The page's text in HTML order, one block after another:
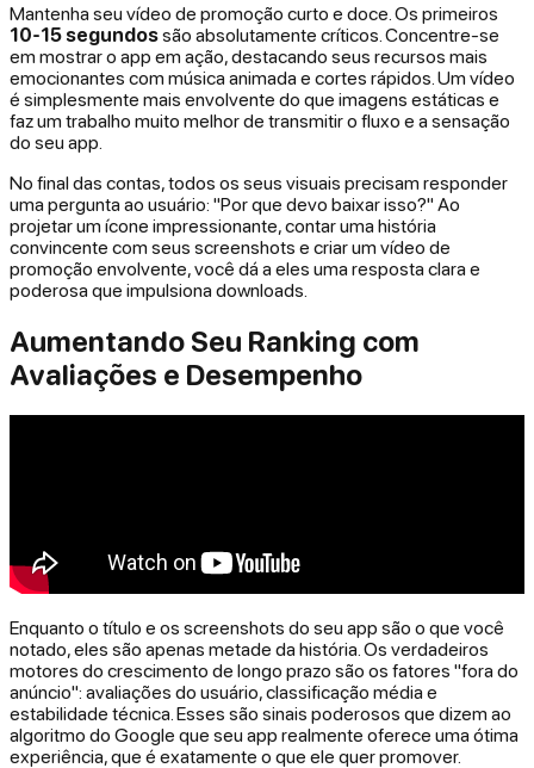
Mantenha seu vídeo de promoção curto e doce. Os primeiros
10-15 segundossão absolutamente críticos. Concentre-se
em mostrar o app em ação, destacando seus recursos mais
emocionantes com música animada e cortes rápidos. Um vídeo
é simplesmente mais envolvente do que imagens estáticas e
faz um trabalho muito melhor de transmitir o fluxo e a sensação
do seu app.
No final das contas, todos os seus visuais precisam responder
uma pergunta ao usuário: "Por que devo baixar isso?" Ao
projetar um ícone impressionante, contar uma história
convincente com seus screenshots e criar um vídeo de
promoção envolvente, você dá a eles uma resposta clara e
poderosa que impulsiona downloads.
Aumentando Seu Ranking com
Avaliações e Desempenho
Enquanto o título e os screenshots do seu app são o que você
notado, eles são apenas metade da história. Os verdadeiros
motores do crescimento de longo prazo são os fatores "fora do
anúncio": avaliações do usuário, classificação média e
estabilidade técnica. Esses são sinais poderosos que dizem ao
algoritmo do Google que seu app realmente oferece uma ótima
experiência, que é exatamente o que ele quer promover.